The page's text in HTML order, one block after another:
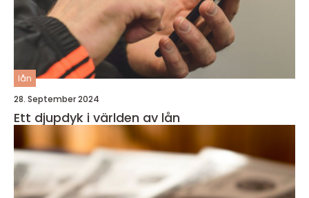
lån
28. September 2024
Ett djupdyk i världen av lån